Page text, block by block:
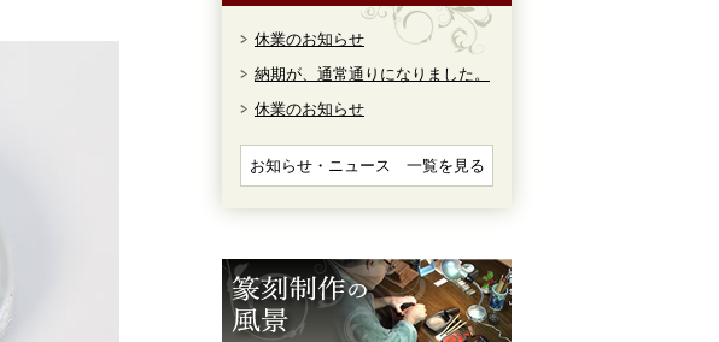
休業のお知らせ
納期が、通常通りになりました。
休業のお知らせ
お知らせ・ニュース 一覧を見る